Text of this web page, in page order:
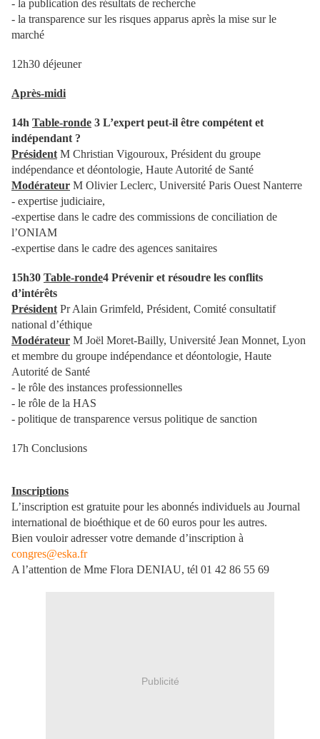
- la publication des résultats de recherche
- la transparence sur les risques apparus après la mise sur le
marché
12h30 déjeuner
Après-midi
14h Table-ronde 3 L’expert peut-il être compétent et
indépendant ?
Président M Christian Vigouroux, Président du groupe
indépendance et déontologie, Haute Autorité de Santé
Modérateur M Olivier Leclerc, Université Paris Ouest Nanterre
- expertise judiciaire,
-expertise dans le cadre des commissions de conciliation de
l’ONIAM
-expertise dans le cadre des agences sanitaires
15h30 Table-ronde4 Prévenir et résoudre les conflits
d’intérêts
Président Pr Alain Grimfeld, Président, Comité consultatif
national d’éthique
Modérateur M Joël Moret-Bailly, Université Jean Monnet, Lyon
et membre du groupe indépendance et déontologie, Haute
Autorité de Santé
- le rôle des instances professionnelles
- le rôle de la HAS
- politique de transparence versus politique de sanction
17h Conclusions
Inscriptions
L’inscription est gratuite pour les abonnés individuels au Journal
international de bioéthique et de 60 euros pour les autres.
Bien vouloir adresser votre demande d’inscription à
congres@eska.fr
A l’attention de Mme Flora DENIAU, tél 01 42 86 55 69
Publicité